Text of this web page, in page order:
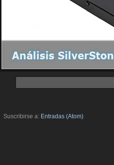
Suscribirse a: Entradas (Atom)